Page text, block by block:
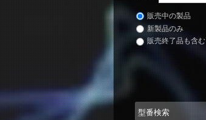
販売中の製品
新製品のみ
販売終了品も含む